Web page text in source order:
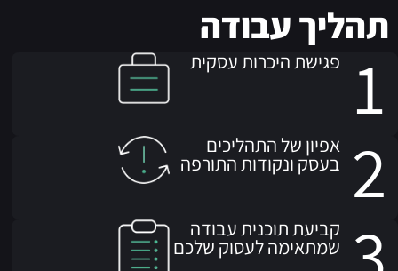
תהליך עבודה
1 פגישת היכרות עסקית
2 אפיון של התהליכים
בעסק ונקודות התורפה
קביעת תוכנית עבודה
שמתאימה לעסוק שלכם